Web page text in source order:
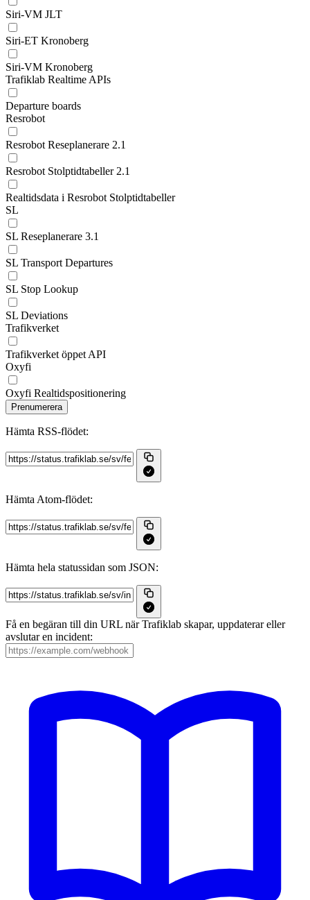
Siri-VM JLT
Siri-ET Kronoberg
Siri-VM Kronoberg
Trafiklab Realtime APIs
Departure boards
Resrobot
Resrobot Reseplanerare 2.1
Resrobot Stolptidtabeller 2.1
Realtidsdata i Resrobot Stolptidtabeller
SL
SL Reseplanerare 3.1
SL Transport Departures
SL Stop Lookup
SL Deviations
Trafikverket
Trafikverket öppet API
Oxyfi
Oxyfi Realtidspositionering
Prenumerera
Hämta RSS‑flödet:
Hämta Atom‑flödet:
Hämta hela statussidan som JSON:
Få en begäran till din URL när Trafiklab skapar, uppdaterar eller
avslutar en incident: